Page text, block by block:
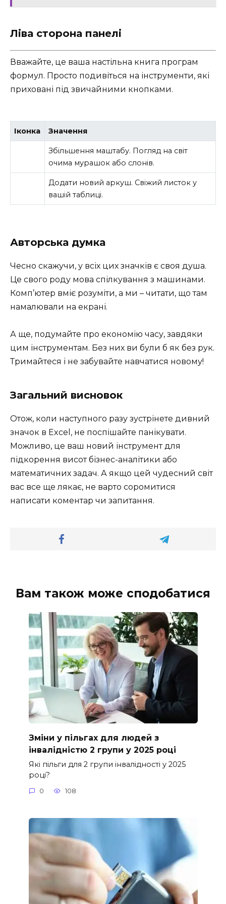
Ліва сторона панелі
Вважайте, це ваша настільна книга програм
формул. Просто подивіться на інструменти, які
приховані під звичайними кнопками.
Іконка Значення
Збільшення маштабу. Погляд на світ
очима мурашок або слонів.
Додати новий аркуш. Свіжий листок у
вашій таблиці.
Авторська думка
Чесно скажучи, у всіх цих значків є своя душа.
Це свого роду мова спілкування з машинами.
Комп’ютер вміє розуміти, а ми – читати, що там
намалювали на екрані.
А ще, подумайте про економію часу, завдяки
цим інструментам. Без них ви були б як без рук.
Тримайтеся і не забувайте навчатися новому!
Загальний висновок
Отож, коли наступного разу зустрінете дивний
значок в Excel, не поспішайте панікувати.
Можливо, це ваш новий інструмент для
підкорення висот бізнес-аналітики або
математичних задач. А якщо цей чудесний світ
вас все ще лякає, не варто соромитися
написати коментар чи запитання.
Вам також може сподобатися
Зміни у пільгах для людей з
інвалідністю 2 групи у 2025 році
Які пільги для 2 групи інвалідності у 2025
році?
0 108